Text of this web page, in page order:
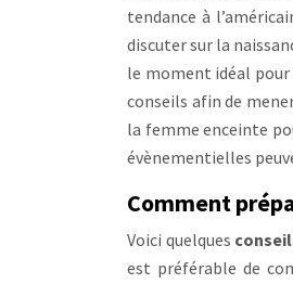
tendance à
discuter sur la
le moment idéal pour
conseils afin de
la femme enceinte
évènementielles
Comment
Voici quelques
est préférable de